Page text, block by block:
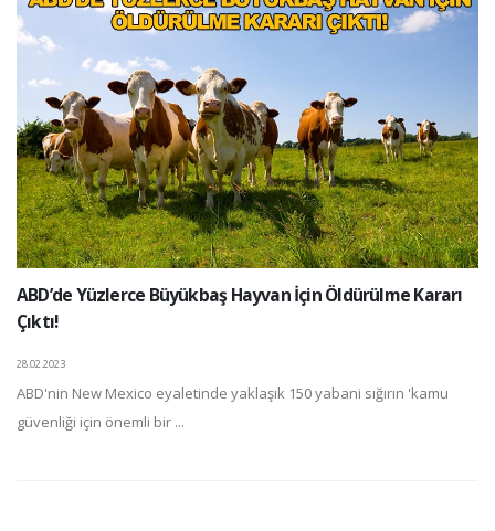
ABD’de Yüzlerce Büyükbaş Hayvan İçin Öldürülme Kararı
Çıktı!
28.02.2023
ABD'nin New Mexico eyaletinde yaklaşık 150 yabani sığırın 'kamu
güvenliği için önemli bir ...